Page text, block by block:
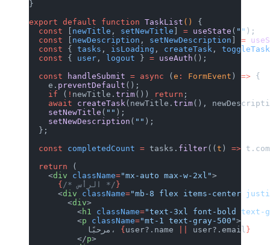
export default function TaskList ()
  const
[newTitle , setNewTitle ] useState ( "" );
  const
[newDescription , setNewDescription ]
  const
{ tasks , isLoading , createTask ,
  const
{ user , logout } useAuth ();
  const
handleSubmit = async ( e FormEvent ) => {
    e.
preventDefault ();
    if
( !newTitle. trim ()) return
    await
createTask (newTitle. trim (),
    setNewTitle
( "" );
    setNewDescription
( "" );
  };
  const
completedCount = tasks.filter (( t ) =>
  return
(
    <
div className="mx-auto max-w-2xl"
      {
/* الرأس */
      <
div className="mb-8 flex items-center
        <
div
          <
h1 className="text-3xl font-bold text-
          <
className="mt-1 text-gray-500"
            مرحبًا،
{user?.name user?.email
          </
p